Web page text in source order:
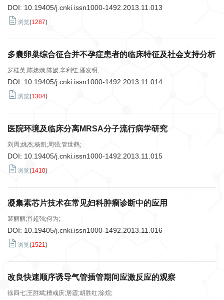
DOI: 10.19405/j.cnki.issn1000-1492.2013.11.013
浏览(1287)
多囊卵巢综合征合并不孕症患者的临床特征及社会支持分析
罗桂英;陈嫦娥;陈媛;辛利红;潘发明;
DOI: 10.19405/j.cnki.issn1000-1492.2013.11.014
浏览(1304)
医院环境及临床分离MRSA分子流行病学研究
刘周;姚杰;杨凯;周强;管世鹤;
DOI: 10.19405/j.cnki.issn1000-1492.2013.11.015
浏览(1410)
凝集素芯片技术在常见妇科肿瘤诊断中的应用
裴丽丽;肖超强;何为;
DOI: 10.19405/j.cnki.issn1000-1492.2013.11.016
浏览(1521)
改良快速顺序诱导气管插管期间应激反应的观察
徐四七;王胜斌;檀彧庆;居霞;胡胜红;徐煌;